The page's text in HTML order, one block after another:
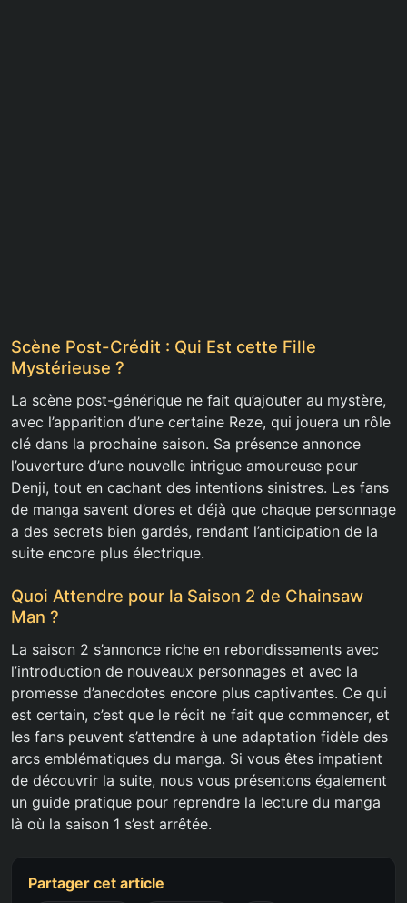
Scène Post-Crédit : Qui Est cette Fille
Mystérieuse ?
La scène post-générique ne fait qu’ajouter au mystère,
avec l’apparition d’une certaine Reze, qui jouera un rôle
clé dans la prochaine saison. Sa présence annonce
l’ouverture d’une nouvelle intrigue amoureuse pour
Denji, tout en cachant des intentions sinistres. Les fans
de manga savent d’ores et déjà que chaque personnage
a des secrets bien gardés, rendant l’anticipation de la
suite encore plus électrique.
Quoi Attendre pour la Saison 2 de Chainsaw
Man ?
La saison 2 s’annonce riche en rebondissements avec
l’introduction de nouveaux personnages et avec la
promesse d’anecdotes encore plus captivantes. Ce qui
est certain, c’est que le récit ne fait que commencer, et
les fans peuvent s’attendre à une adaptation fidèle des
arcs emblématiques du manga. Si vous êtes impatient
de découvrir la suite, nous vous présentons également
un guide pratique pour reprendre la lecture du manga
là où la saison 1 s’est arrêtée.
Partager cet article